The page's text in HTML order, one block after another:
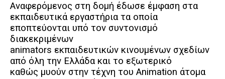
Αναφερόμενος στη δομή έδωσε έμφαση στα
εκπαιδευτικά εργαστήρια τα οποία
εποπτεύονται υπό τον συντονισμό
διακεκριμένων
animators εκπαιδευτικών κινουμένων σχεδίων
από όλη την Ελλάδα και το εξωτερικό
καθώς μυούν στην τέχνη του Animation άτομα